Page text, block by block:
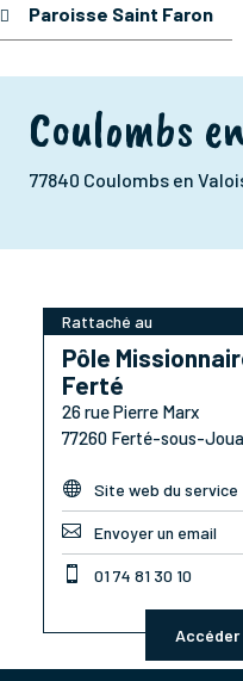
Paroisse Saint Faron
Coulombs
77840 Coulombs en
Rattaché au
Pôle
Ferté
26 rue Pierre Marx
77260 Ferté-sous-
 Site web du service
 Envoyer un email
 01 74 81 30 10
Accéder